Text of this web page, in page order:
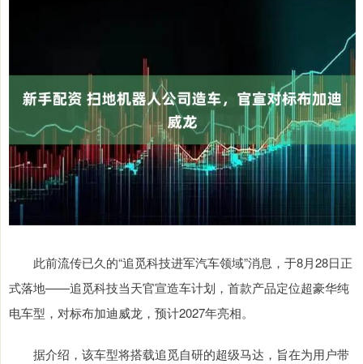
此前流传已久的“追觅科技进军汽车领域”消息，于8月28日正
式落地——追觅科技当天官宣造车计划，首款产品定位超豪华纯
电车型，对标布加迪威龙，预计2027年亮相。
据介绍，该车型将搭载追觅自研的超级马达，旨在为用户带